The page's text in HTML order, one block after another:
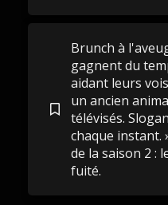
Brunch à
gagnent du
aidant leurs
un ancien
télévisés.
chaque instant.
de la saison 2 :
fuité.